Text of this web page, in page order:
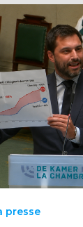
presse